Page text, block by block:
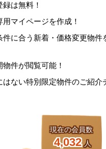
現在の会員数
4,032 人
録は無料！
用マイページを作成！
件に合う新着・価格変更物件
物件が閲覧可能！
はない特別限定物件のご紹介